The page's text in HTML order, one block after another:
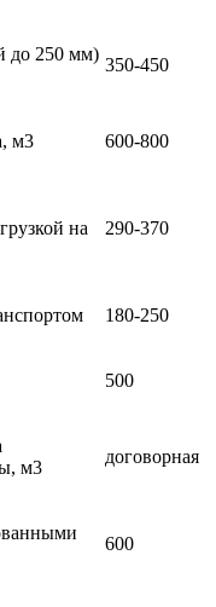
до 250 мм)
350-450
м3 600-800
на
290-370
180-250
500
м3
договорная
600